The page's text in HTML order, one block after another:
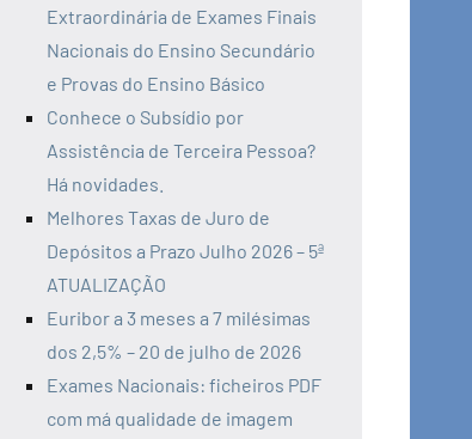
Extraordinária de Exames Finais
Nacionais do Ensino Secundário
e Provas do Ensino Básico
Conhece o Subsídio por
Assistência de Terceira Pessoa?
Há novidades.
Melhores Taxas de Juro de
Depósitos a Prazo Julho 2026 – 5ª
ATUALIZAÇÃO
Euribor a 3 meses a 7 milésimas
dos 2,5% – 20 de julho de 2026
Exames Nacionais: ficheiros PDF
com má qualidade de imagem